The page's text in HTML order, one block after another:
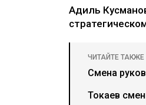
Адиль
ЧИТАЙТЕ ТАКЖЕ
Смена
Токаев